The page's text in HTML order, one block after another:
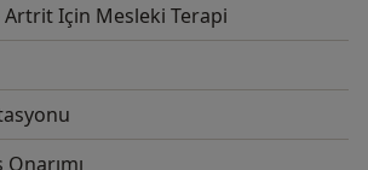
Artrit Için Mesleki Terapi